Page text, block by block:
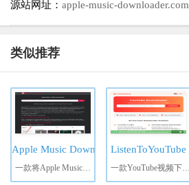
源站网址： apple-music-downloader.com
类似推荐
Apple Music DownloaderListenToYouTube